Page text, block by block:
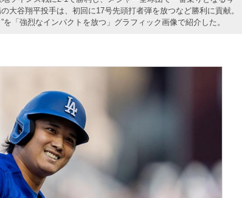
大谷翔平投手は、初回に17号先頭打者弾を放つなど勝利に貢献。
「強烈なインパクトを放つ」グラフィック画像で紹介した。